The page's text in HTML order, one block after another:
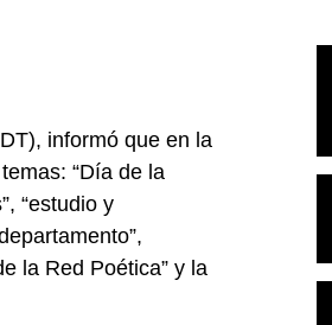
informó que en la
“Día de la
“estudio y
la Red Poética” y la